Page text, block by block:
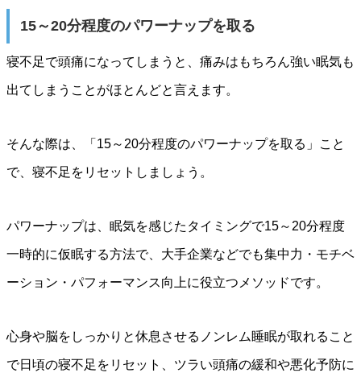
15～20分程度のパワーナップを取る
寝不足で頭痛になってしまうと、痛みはもちろん強い眠気も
出てしまうことがほとんどと言えます。
そんな際は、「15～20分程度のパワーナップを取る」こと
で、寝不足をリセットしましょう。
パワーナップは、眠気を感じたタイミングで15～20分程度
一時的に仮眠する方法で、大手企業などでも集中力・モチベ
ーション・パフォーマンス向上に役立つメソッドです。
心身や脳をしっかりと休息させるノンレム睡眠が取れること
で日頃の寝不足をリセット、ツラい頭痛の緩和や悪化予防に